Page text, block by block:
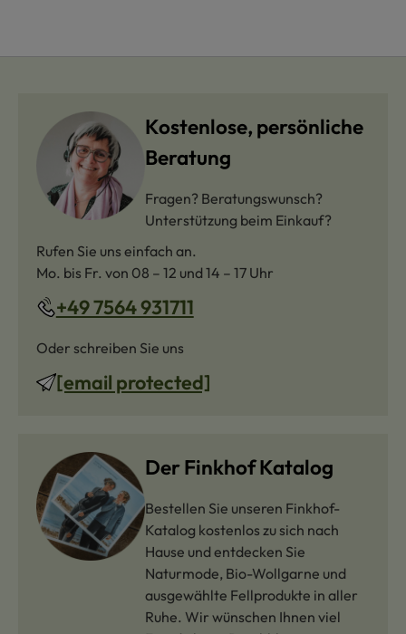
Kostenlose, persönliche
Beratung
Fragen? Beratungswunsch?
Unterstützung beim Einkauf?
Rufen Sie uns einfach an.
Mo. bis Fr. von 08 – 12 und 14 – 17 Uhr
+49 7564 931711
Oder schreiben Sie uns
[email protected]
Der Finkhof Katalog
Bestellen Sie unseren Finkhof-
Katalog kostenlos zu sich nach
Hause und entdecken Sie
Naturmode, Bio-Wollgarne und
ausgewählte Fellprodukte in aller
Ruhe. Wir wünschen Ihnen viel